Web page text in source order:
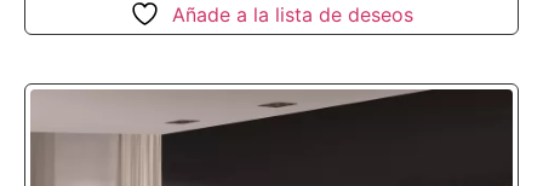
Añade a la lista de deseos